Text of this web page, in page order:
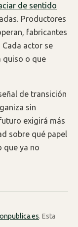
de sentido
Productores
fabricantes
actor se
quiso o que
de transición
sin
exigirá más
sobre qué papel
que ya no
. Esta